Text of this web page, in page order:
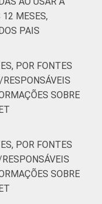
MESES,
PAIS
POR FONTES
SOBRE
POR FONTES
SOBRE